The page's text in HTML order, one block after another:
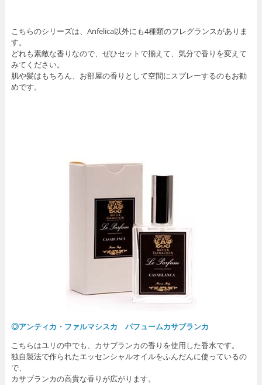
こちらのシリーズは、Anfelica以外にも4種類のフレグランスがありま
す。
どれも素敵な香りなので、ぜひセットで揃えて、気分で香りを変えて
みてください。
肌や髪はもちろん、お部屋の香りとして空間にスプレーするのもお勧
めです。
◎アンティカ・ファルマシスカ パフュームカサブランカ
こちらはユリの中でも、カサブランカの香りを使用した香水です。
独自製法で作られたエッセンシャルオイルをふんだんに使っているの
で、
カサブランカの高貴な香りが広がります。